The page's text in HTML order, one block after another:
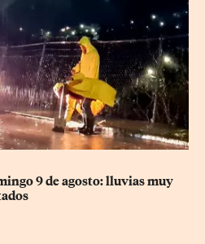
9 de agosto: lluvias muy